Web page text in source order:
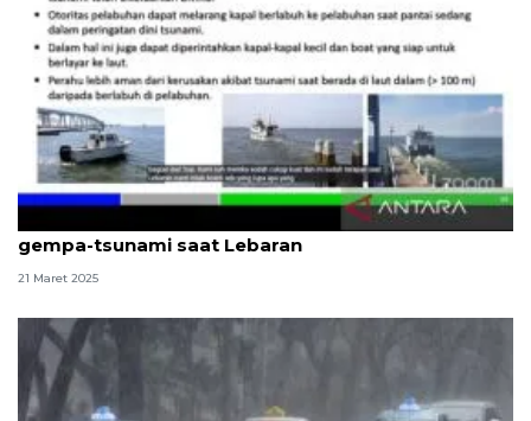
BMKG: Semua pihak serius tanggapi kerawanan
gempa-tsunami saat Lebaran
21 Maret 2025